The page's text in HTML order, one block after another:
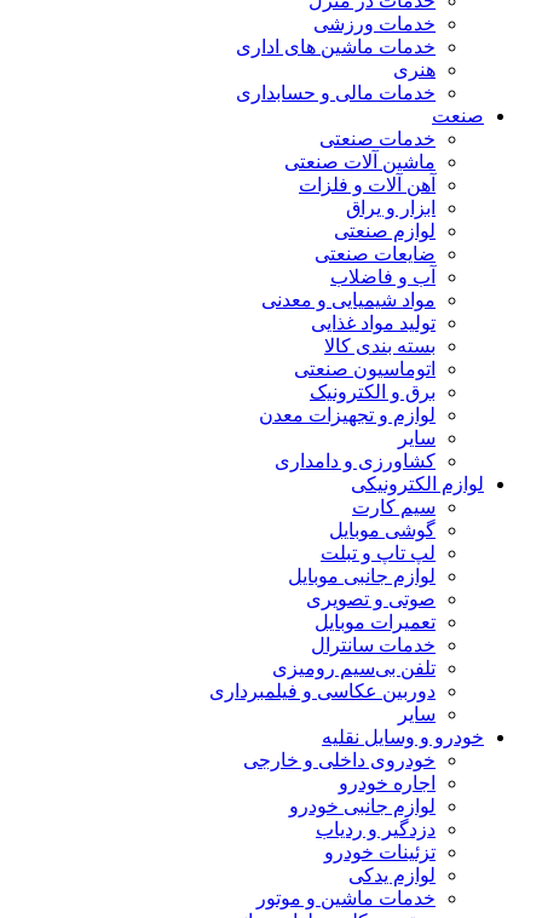
خدمات ورزشی
خدمات ماشین های اداری
هنری
خدمات مالی و حسابداری
صنعت
خدمات صنعتی
ماشین آلات صنعتی
آهن آلات و فلزات
ابزار و یراق
لوازم صنعتی
ضایعات صنعتی
آب و فاضلاب
مواد شیمیایی و معدنی
تولید مواد غذایی
بسته بندی کالا
اتوماسیون صنعتی
برق و الکترونیک
لوازم و تجهیزات معدن
سایر
کشاورزی و دامداری
لوازم الکترونیکی
سیم کارت
گوشی موبایل
لپ تاپ و تبلت
لوازم جانبی موبایل
صوتی و تصویری
تعمیرات موبایل
خدمات سانترال
تلفن بی‌سیم رومیزی
دوربین عکاسی و فیلمبرداری
سایر
خودرو و وسایل نقلیه
خودروی داخلی و خارجی
اجاره خودرو
لوازم جانبی خودرو
دزدگیر و ردیاب
تزئینات خودرو
لوازم یدکی
خدمات ماشین و موتور